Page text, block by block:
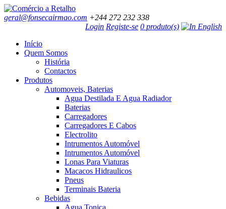
geral@fonsecairmao.com +244 272 232 338
Login Registe-se 0 produto(s)
Início
Quem Somos
História
Contactos
Produtos
Automoveis, Baterias
Agua Destilada E Agua Radiador
Baterias
Carregadores
Carregadores E Cabos
Electrolito
Intrumentos Automóvel
Intrumentos Automóvel
Lonas Para Viaturas
Macacos Hidraulicos
Pneus
Terminais Bateria
Bebidas
Agua Tonica